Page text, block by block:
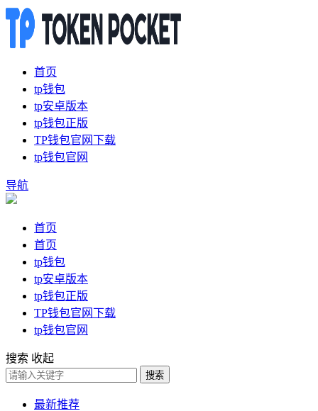
首页
tp钱包
tp安卓版本
tp钱包正版
TP钱包官网下载
tp钱包官网
导航
首页
首页
tp钱包
tp安卓版本
tp钱包正版
TP钱包官网下载
tp钱包官网
搜索 收起
搜索
最新推荐